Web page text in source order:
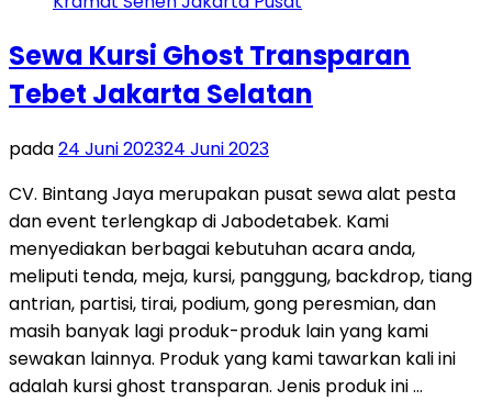
Sewa Kursi Ghost Transparan
Tebet Jakarta Selatan
pada24 Juni 202324 Juni 2023
CV. Bintang Jaya merupakan pusat sewa alat pesta
dan event terlengkap di Jabodetabek. Kami
menyediakan berbagai kebutuhan acara anda,
meliputi tenda, meja, kursi, panggung, backdrop, tiang
antrian, partisi, tirai, podium, gong peresmian, dan
masih banyak lagi produk-produk lain yang kami
sewakan lainnya. Produk yang kami tawarkan kali ini
adalah kursi ghost transparan. Jenis produk ini …